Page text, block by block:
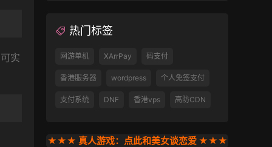
实
热门标签
网游单机 XArrPay 码支付
香港服务器 wordpress 个人免签支付
支付系统 DNF 香港vps 高防CDN
★★★ 真人游戏：点此和美女谈恋爱 ★★★